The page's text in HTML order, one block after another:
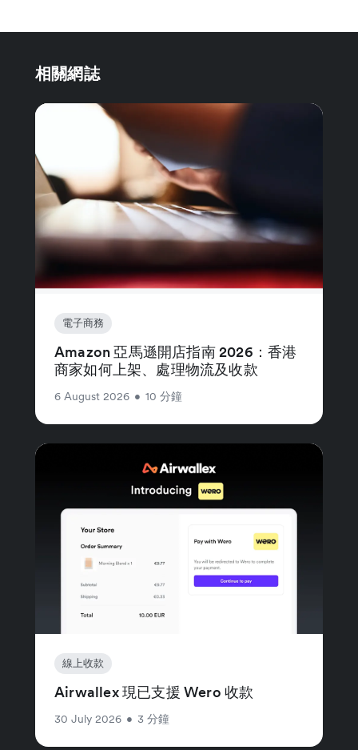
相關網誌
電子商務
Amazon 亞馬遜開店指南 2026：香港
商家如何上架、處理物流及收款
6 August 2026 • 10 分鐘
線上收款
Airwallex 現已支援 Wero 收款
30 July 2026 • 3 分鐘